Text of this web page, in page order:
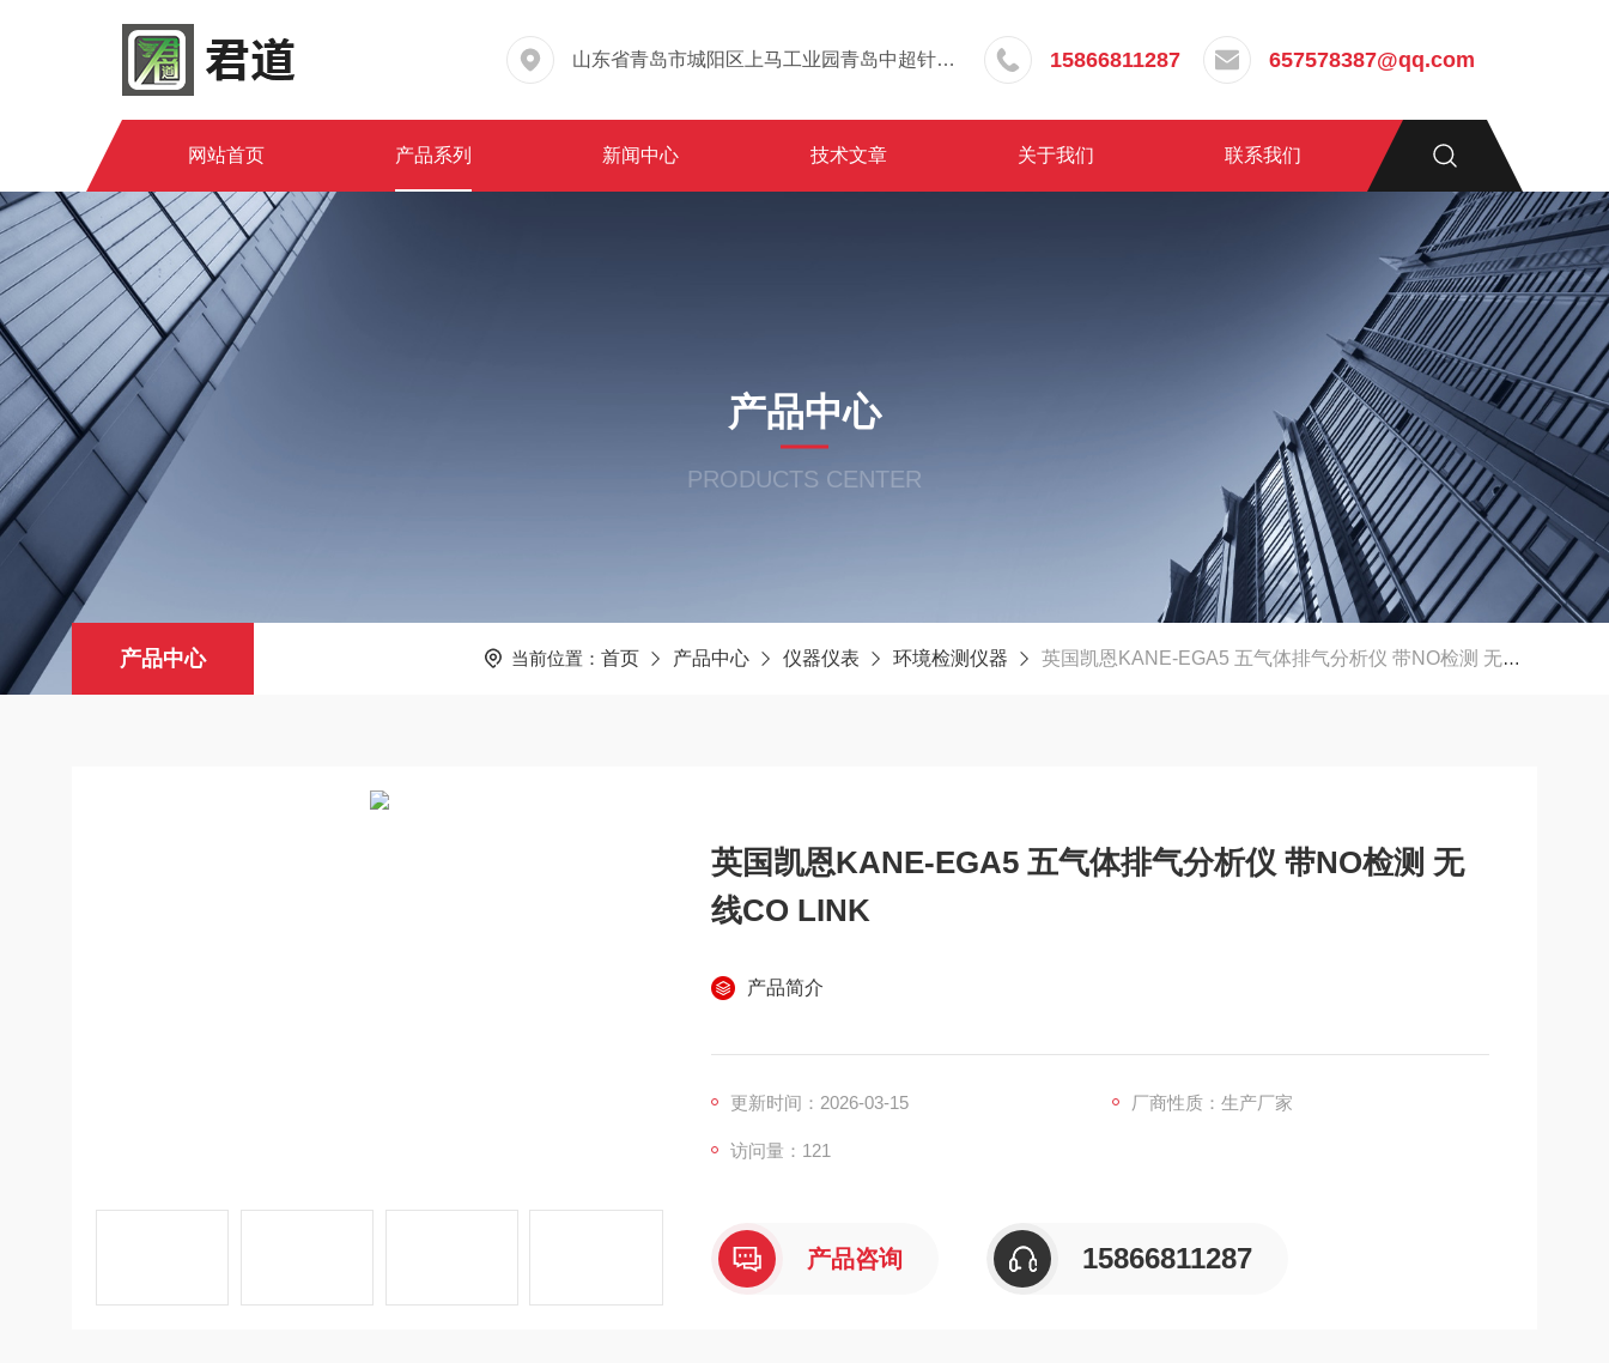
山东省青岛市城阳区上马工业园青岛中超针织有限公司院内东办公楼三层 15866811287 657578387@qq.com
网站首页 产品系列 新闻中心 技术文章 关于我们 联系我们
产品中心
PRODUCTS CENTER
产品中心 当前位置： 首页 产品中心 仪器仪表 环境检测仪器 英国凯恩KANE-EGA5 五气体排气分析仪 带NO检测 无线CO LINK
英国凯恩KANE-EGA5 五气体排气分析仪 带NO检测 无
线CO LINK
产品简介
更新时间：2026-03-15 厂商性质：生产厂家
访问量：121
产品咨询 15866811287